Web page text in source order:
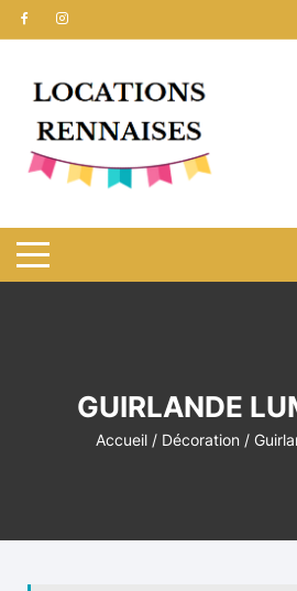
Aller
au
GUIRLANDE
Accueil/ Décoration/